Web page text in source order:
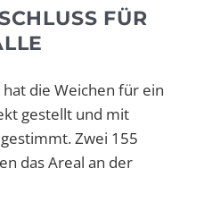
FÜR
die Weichen für ein
gestellt und mit
Zwei 155
das Areal an der